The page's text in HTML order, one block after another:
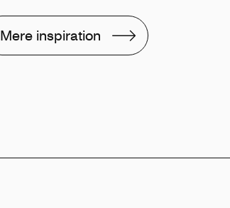
Mere inspiration